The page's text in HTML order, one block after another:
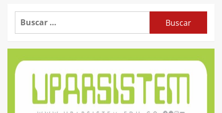
Buscar: